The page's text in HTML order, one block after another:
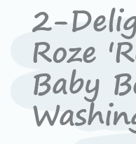
2-
Roze
Baby